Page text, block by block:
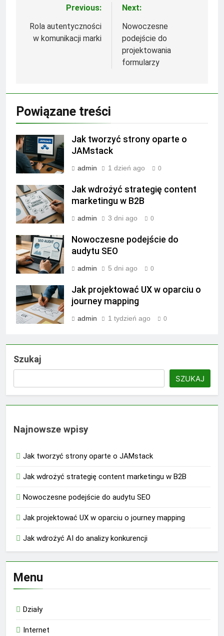
Nawigacja
wpisu
Previous:
Rola autentyczności
w komunikacji marki
Next:
Nowoczesne
podejście do
projektowania
formularzy
Powiązane treści
Jak tworzyć strony oparte o
JAMstack
admin 1 dzień ago 0
Jak wdrożyć strategię content
marketingu w B2B
admin 3 dni ago 0
Nowoczesne podejście do
audytu SEO
admin 5 dni ago 0
Jak projektować UX w oparciu o
journey mapping
admin 1 tydzień ago 0
Szukaj
SZUKAJ
Najnowsze wpisy
Jak tworzyć strony oparte o JAMstack
Jak wdrożyć strategię content marketingu w B2B
Nowoczesne podejście do audytu SEO
Jak projektować UX w oparciu o journey mapping
Jak wdrożyć AI do analizy konkurencji
Menu
Działy
Internet